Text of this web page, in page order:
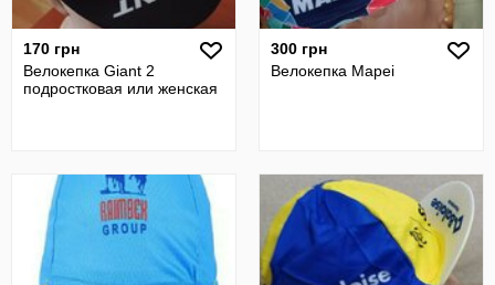
170 грн
Велокепка Giant 2
подростковая или женская
300 грн
Велокепка Mapei